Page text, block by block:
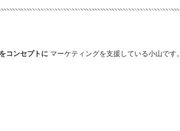
をコンセプトに マーケティングを支援している小山です。